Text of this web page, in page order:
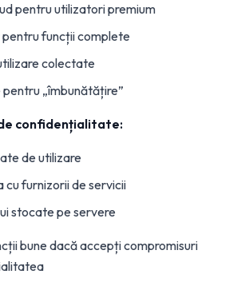
pentru utilizatori premium
funcții complete
colectate
„îmbunătățire”
confidențialitate:
de utilizare
furnizorii de servicii
stocate pe servere
bune dacă accepți compromisuri